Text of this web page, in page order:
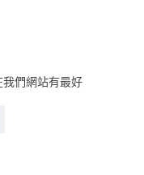
我們網站有最好